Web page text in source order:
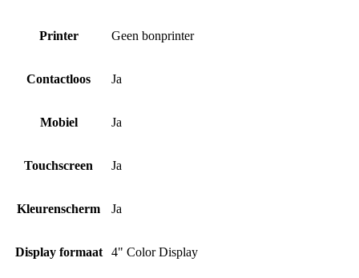
Printer Geen bonprinter
Contactloos Ja
Mobiel Ja
Touchscreen Ja
Kleurenscherm Ja
Display formaat 4" Color Display